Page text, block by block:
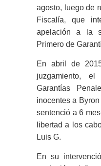
agosto, luego de
Fiscalía, que
apelación a la
Primero de
En abril de
juzgamiento,
Garantías
inocentes a
sentenció a 6
libertad a los
Luis G.
En su